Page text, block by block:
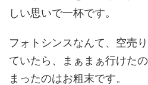
しい思いで一杯です。
フォトシンスなんて、空売
ていたら、まぁまぁ行けた
まったのはお粗末です。